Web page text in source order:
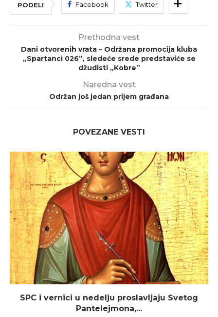
PODELI Facebook Twitter
Prethodna vest
Dani otvorenih vrata – Održana promocija kluba
„Spartanci 026”, sledeće srede predstaviće se
džudisti „Kobre”
Naredna vest
Održan još jedan prijem građana
POVEZANE VESTI
SPC i vernici u nedelju proslavljaju Svetog
Pantelejmona,...